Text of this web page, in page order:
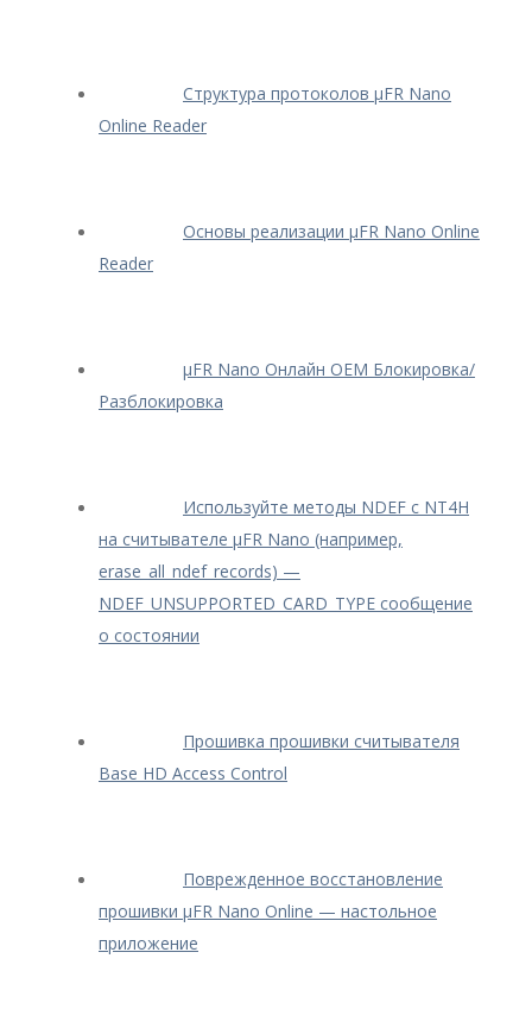
Структура протоколов μFR Nano
Online Reader
Основы реализации μFR Nano Online
Reader
μFR Nano Онлайн OEM Блокировка/
Разблокировка
Используйте методы NDEF с NT4H
на считывателе μFR Nano (например,
erase_all_ndef_records) —
NDEF_UNSUPPORTED_CARD_TYPE сообщение
о состоянии
Прошивка прошивки считывателя
Base HD Access Control
Поврежденное восстановление
прошивки μFR Nano Online — настольное
приложение